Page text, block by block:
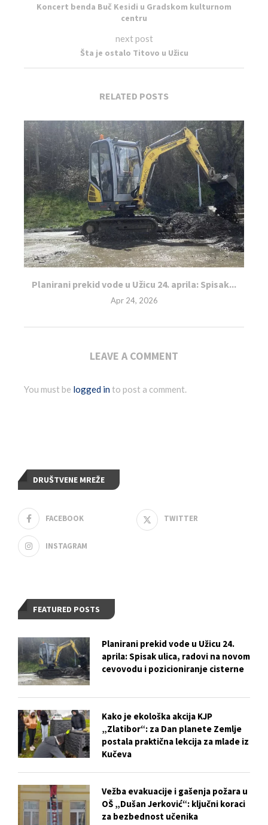
Koncert benda Buč Kesidi u Gradskom kulturnom
centru
next post
Šta je ostalo Titovo u Užicu
RELATED POSTS
Planirani prekid vode u Užicu 24. aprila: Spisak...
Apr 24, 2026
LEAVE A COMMENT
You must be logged into post a comment.
DRUŠTVENE MREŽE
FACEBOOK TWITTER
INSTAGRAM
FEATURED POSTS
Planirani prekid vode u Užicu 24.
aprila: Spisak ulica, radovi na novom
cevovodu i pozicioniranje cisterne
Kako je ekološka akcija KJP
„Zlatibor“: za Dan planete Zemlje
postala praktična lekcija za mlade iz
Kučeva
Vežba evakuacije i gašenja požara u
OŠ „Dušan Jerković“: ključni koraci
za bezbednost učenika